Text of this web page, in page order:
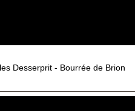
Desserprit - Bourrée de Brion